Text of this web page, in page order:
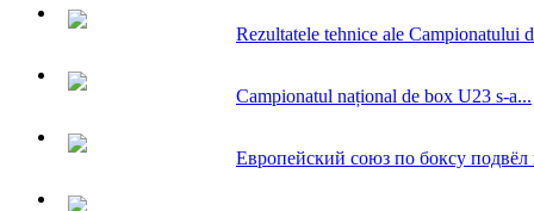
Rezultatele tehnice ale Campionatului
Campionatul național de box U23 s-a...
Европейский союз по боксу подвёл